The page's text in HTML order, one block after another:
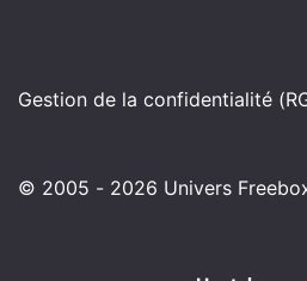
Gestion de la confidentialité
© 2005 - 2026 Univers